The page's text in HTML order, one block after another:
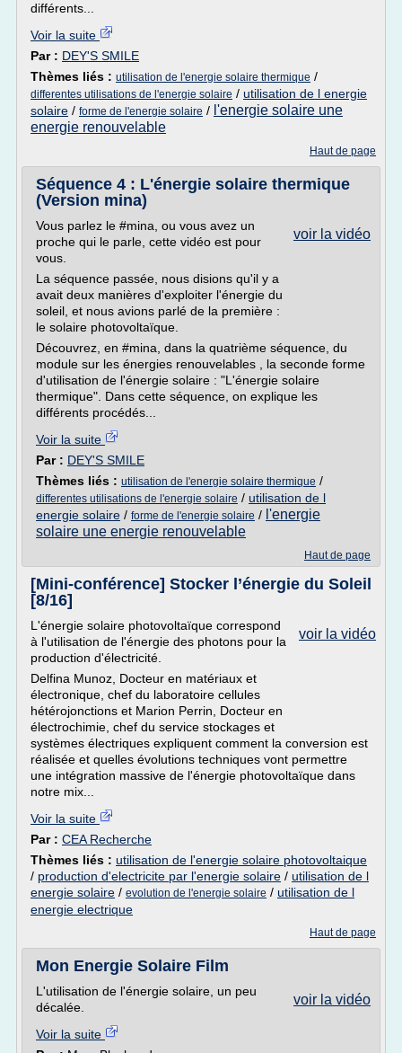
différents...
Voir la suite
Par : DEY'S SMILE
Thèmes liés : utilisation de l'energie solaire thermique /
differentes utilisations de l'energie solaire / utilisation de l energie
solaire / forme de l'energie solaire / l'energie solaire une
energie renouvelable
Haut de page
Séquence 4 : L'énergie solaire thermique
(Version mina)
voir la vidéo
Vous parlez le #mina, ou vous avez un
proche qui le parle, cette vidéo est pour
vous.
La séquence passée, nous disions qu'il y a
avait deux manières d'exploiter l'énergie du
soleil, et nous avions parlé de la première :
le solaire photovoltaïque.
Découvrez, en #mina, dans la quatrième séquence, du
module sur les énergies renouvelables , la seconde forme
d'utilisation de l'énergie solaire : "L'énergie solaire
thermique". Dans cette séquence, on explique les
différents procédés...
Voir la suite
Par : DEY'S SMILE
Thèmes liés : utilisation de l'energie solaire thermique /
differentes utilisations de l'energie solaire / utilisation de l
energie solaire / forme de l'energie solaire / l'energie
solaire une energie renouvelable
Haut de page
[Mini-conférence] Stocker l’énergie du Soleil
[8/16]
voir la vidéo
L'énergie solaire photovoltaïque correspond
à l'utilisation de l'énergie des photons pour la
production d'électricité.
Delfina Munoz, Docteur en matériaux et
électronique, chef du laboratoire cellules
hétérojonctions et Marion Perrin, Docteur en
électrochimie, chef du service stockages et
systèmes électriques expliquent comment la conversion est
réalisée et quelles évolutions techniques vont permettre
une intégration massive de l'énergie photovoltaïque dans
notre mix...
Voir la suite
Par : CEA Recherche
Thèmes liés : utilisation de l'energie solaire photovoltaique
/ production d'electricite par l'energie solaire / utilisation de l
energie solaire / evolution de l'energie solaire / utilisation de l
energie electrique
Haut de page
Mon Energie Solaire Film
voir la vidéo
L'utilisation de l'énergie solaire, un peu
décalée.
Voir la suite